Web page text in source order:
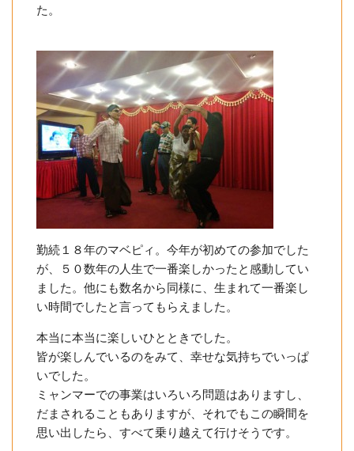
た。
勤続１８年のマベピィ。今年が初めての参加でした
が、５０数年の人生で一番楽しかったと感動してい
ました。他にも数名から同様に、生まれて一番楽し
い時間でしたと言ってもらえました。
本当に本当に楽しいひとときでした。
皆が楽しんでいるのをみて、幸せな気持ちでいっぱ
いでした。
ミャンマーでの事業はいろいろ問題はありますし、
だまされることもありますが、それでもこの瞬間を
思い出したら、すべて乗り越えて行けそうです。